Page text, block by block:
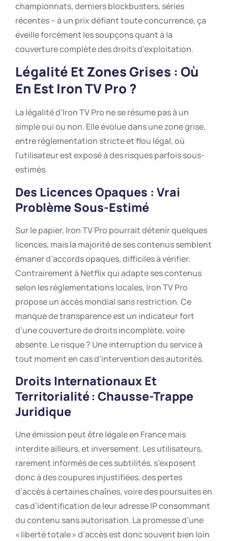
championnats, derniers blockbusters, séries
récentes – à un prix défiant toute concurrence, ça
éveille forcément les soupçons quant à la
couverture complète des droits d’exploitation.
Légalité Et Zones Grises : Où
En Est Iron TV Pro ?
La légalité d’Iron TV Pro ne se résume pas à un
simple oui ou non. Elle évolue dans une zone grise,
entre réglementation stricte et flou légal, où
l’utilisateur est exposé à des risques parfois sous-
estimés.
Des Licences Opaques : Vrai
Problème Sous-Estimé
Sur le papier, Iron TV Pro pourrait détenir quelques
licences, mais la majorité de ses contenus semblent
émaner d’accords opaques, difficiles à vérifier.
Contrairement à Netflix qui adapte ses contenus
selon les réglementations locales, Iron TV Pro
propose un accès mondial sans restriction. Ce
manque de transparence est un indicateur fort
d’une couverture de droits incomplète, voire
absente. Le risque ? Une interruption du service à
tout moment en cas d’intervention des autorités.
Droits Internationaux Et
Territorialité : Chausse-Trappe
Juridique
Une émission peut être légale en France mais
interdite ailleurs, et inversement. Les utilisateurs,
rarement informés de ces subtilités, s’exposent
donc à des coupures injustifiées, des pertes
d’accès à certaines chaînes, voire des poursuites en
cas d’identification de leur adresse IP consommant
du contenu sans autorisation. La promesse d’une
« liberté totale » d’accès est donc souvent bien loin